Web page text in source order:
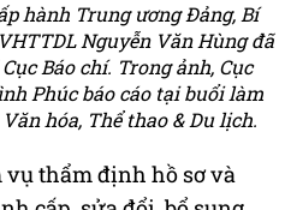
hành Trung ương Đảng, Bí
Nguyễn Văn Hùng đã
Báo chí. Trong ảnh, Cục
Phúc báo cáo tại buổi làm
hóa, Thể thao & Du lịch.
vụ thẩm định hồ sơ và